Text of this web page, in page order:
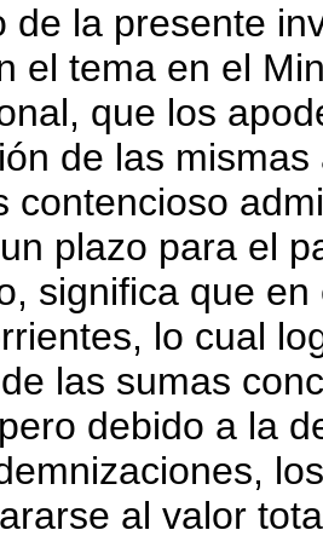
de la presente
el tema en el
que los
de las
contencioso
plazo para el
significa que
lo cual
las sumas
debido a la
al valor